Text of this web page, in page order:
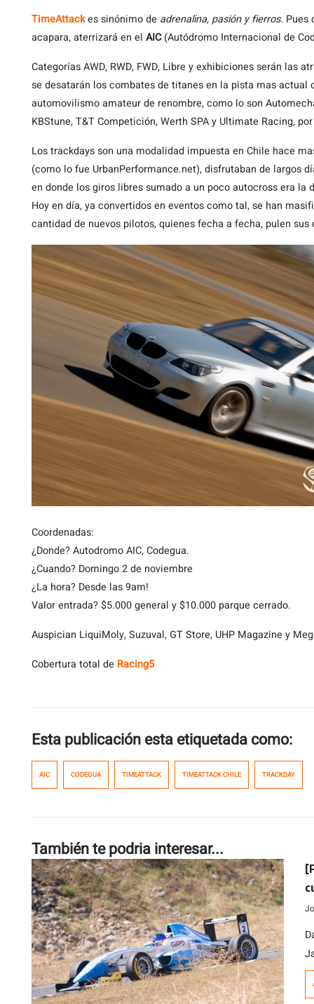
TimeAttackes sinónimo de adrenalina, pasión y fierros. Pues
acapara, aterrizará en el AIC(Autódromo Internacional de
Categorías AWD, RWD, FWD, Libre y exhibiciones serán las
se desatarán los combates de titanes en la pista mas
automovilismo amateur de renombre, como lo son
KBStune, T&T Competición, Werth SPA y Ultimate Racing,
Los trackdays son una modalidad impuesta en Chile hace
(como lo fue UrbanPerformance.net), disfrutaban de largos
en donde los giros libres sumado a un poco autocross era la
Hoy en día, ya convertidos en eventos como tal, se han
cantidad de nuevos pilotos, quienes fecha a fecha, pulen
Coordenadas:
¿Donde? Autodromo AIC, Codegua.
¿Cuando? Domingo 2 de noviembre
¿La hora? Desde las 9am!
Valor entrada? $5.000 general y $10.000 parque cerrado.
Auspician LiquiMoly, Suzuval, GT Store, UHP Magazine y
Cobertura total de Racing5
Esta publicación esta etiquetada como:
AIC CODEGUA TIMEATTACK TIMEATTACK CHILE TRACKDAY
También te podria interesar...